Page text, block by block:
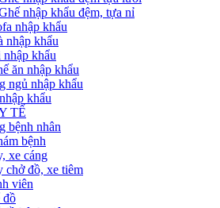
nhập khẩu đệm, tựa nỉ
nhập khẩu
nhập khẩu
khẩu
ăn nhập khẩu
ngủ nhập khẩu
khẩu
TẾ
bệnh nhân
bệnh
xe cáng
chở đồ, xe tiêm
viên
đồ